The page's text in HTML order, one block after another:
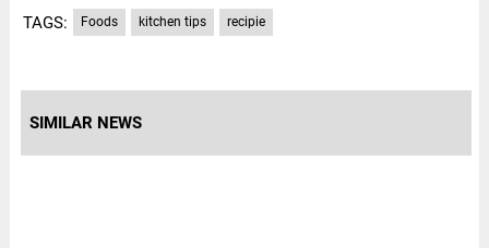
TAGS: Foods kitchen tips recipie
SIMILAR NEWS